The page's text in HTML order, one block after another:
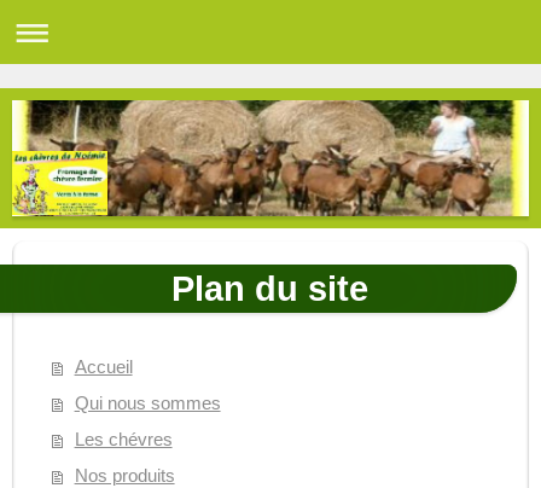
Plan du site
Accueil
Qui nous sommes
Les chévres
Nos produits